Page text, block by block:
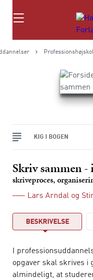
Søg
KIG I BOGEN
Skriv sammen
skriveproces,
Lars Arndal og
BESKRIVELSE
I
opgaver skal skrives i
almindeligt, at